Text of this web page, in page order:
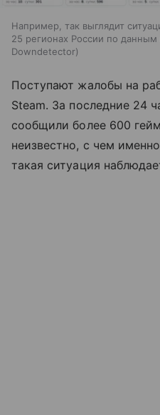
Например, так выглядит
25 регионах России по данным
Downdetector
Поступают жалобы на
Steam. За последние 24
сообщили более 600
неизвестно, с чем
такая ситуация